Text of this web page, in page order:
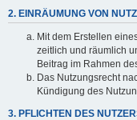
2. EINRÄUMUNG VON
Mit dem Erstellen
zeitlich und räumlich
Beitrag im Rahmen
Das Nutzungsrecht
Kündigung des
3. PFLICHTEN DES